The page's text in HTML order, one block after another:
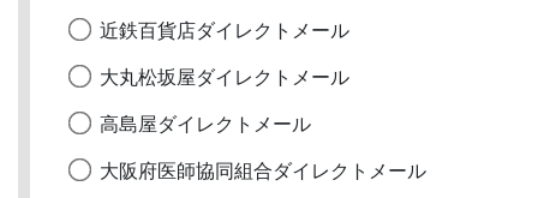
近鉄百貨店ダイレクトメール
大丸松坂屋ダイレクトメール
高島屋ダイレクトメール
大阪府医師協同組合ダイレクトメール